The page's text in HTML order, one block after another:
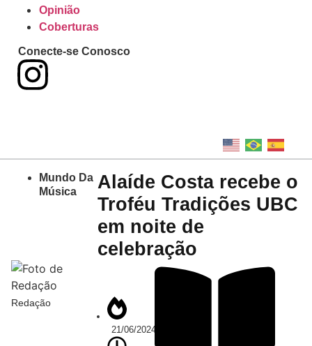
Opinião
Coberturas
Conecte-se Conosco
Mundo Da
Música
Alaíde Costa recebe o
Troféu Tradições UBC
em noite de
celebração
Redação
21/06/2024